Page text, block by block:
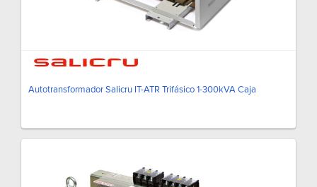
Autotransformador Salicru IT-ATR Trifásico 1-300kVA Caja